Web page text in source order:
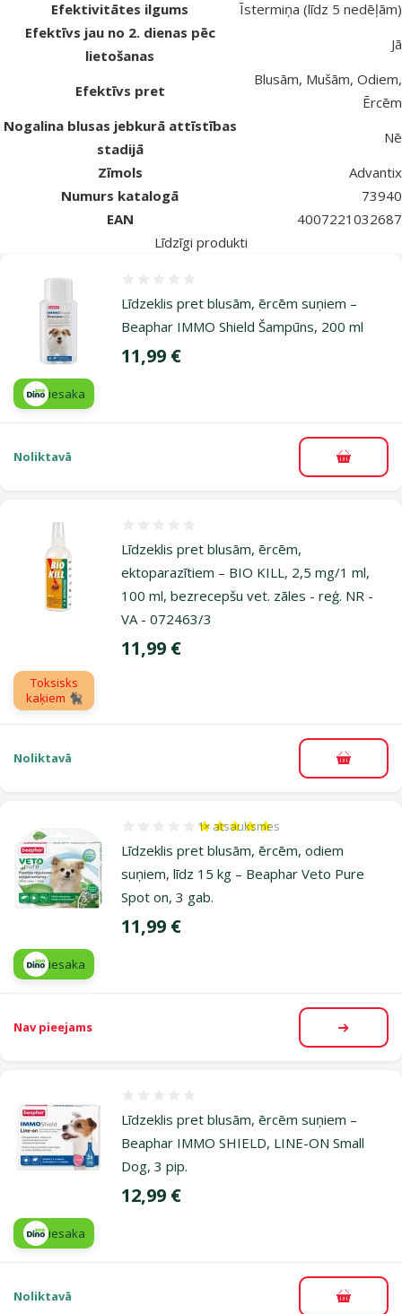
Efektivitātes ilgums
Īstermiņa (līdz 5 nedēļām)
Efektīvs jau no 2. dienas pēc
lietošanas
Jā
Efektīvs pret
Blusām, Mušām, Odiem,
Ērcēm
Nogalina blusas jebkurā attīstības
stadijā
Nē
Zīmols
Advantix
Numurs katalogā
73940
EAN
4007221032687
Līdzīgi produkti
L­īdzeklis pret blusām, ērcēm suņiem –
Beaphar IMMO Shield Šampūns, 200 ml
Cena
11,99 €
iesaka
Noliktavā
Līdzeklis pret blusām, ērcēm,
ektoparazītiem – BIO KILL, 2,5 mg/1 ml,
100 ml, bezrecepšu vet. zāles - reģ. NR -
VA - 072463/3
Cena
11,99 €
Toksisks
kaķiem 🐈‍⬛
Noliktavā
Līdzeklis pret blusām, ērcēm, odiem
suņiem, līdz 15 kg – Beaphar Veto Pure
Spot on, 3 gab.
Atsauksmes 100%, reitingu skaits: 1
1× atsauksmes
Cena
11,99 €
iesaka
Nav pieejams Apskatīt
Līdzeklis pret blusām, ērcēm suņiem –
Beaphar IMMO SHIELD, LINE-ON Small
Dog, 3 pip.
Cena
12,99 €
iesaka
Noliktavā